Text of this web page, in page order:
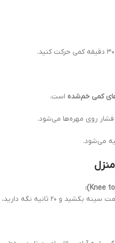
کمی خم‌شده است.
روی مهره‌ها می‌شود.
می‌شود.
در حالت درازکش، یکی از زانوها را به سمت سینه بکشید و ۲۰ ثانیه نگه دارید،